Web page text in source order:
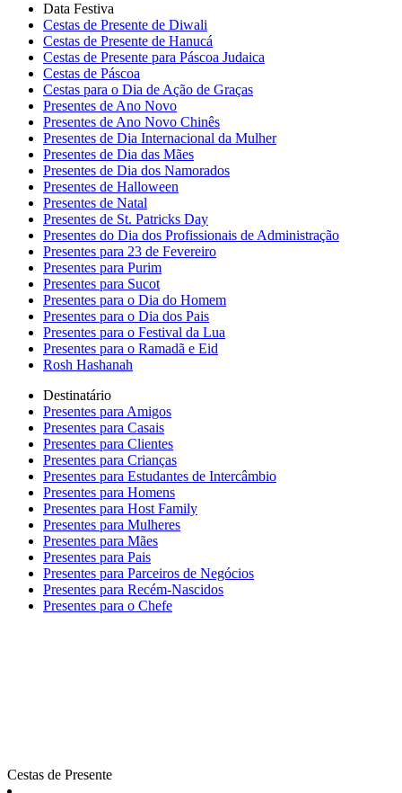
Data Festiva
Cestas de Presente de Diwali
Cestas de Presente de Hanucá
Cestas de Presente para Páscoa Judaica
Cestas de Páscoa
Cestas para o Dia de Ação de Graças
Presentes de Ano Novo
Presentes de Ano Novo Chinês
Presentes de Dia Internacional da Mulher
Presentes de Dia das Mães
Presentes de Dia dos Namorados
Presentes de Halloween
Presentes de Natal
Presentes de St. Patricks Day
Presentes do Dia dos Profissionais de Administração
Presentes para 23 de Fevereiro
Presentes para Purim
Presentes para Sucot
Presentes para o Dia do Homem
Presentes para o Dia dos Pais
Presentes para o Festival da Lua
Presentes para o Ramadã e Eid
Rosh Hashanah
Destinatário
Presentes para Amigos
Presentes para Casais
Presentes para Clientes
Presentes para Crianças
Presentes para Estudantes de Intercâmbio
Presentes para Homens
Presentes para Host Family
Presentes para Mulheres
Presentes para Mães
Presentes para Pais
Presentes para Parceiros de Negócios
Presentes para Recém-Nascidos
Presentes para o Chefe
Cestas de Presente